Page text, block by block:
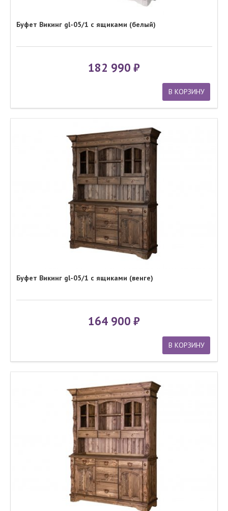
Буфет Викинг gl-05/1 с ящиками (белый)
182 990
В КОРЗИНУ
Буфет Викинг gl-05/1 с ящиками (венге)
164 900
В КОРЗИНУ